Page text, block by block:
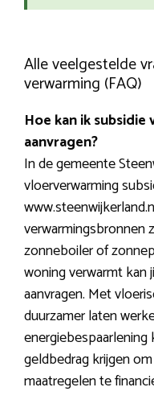
Alle veelgestelde
verwarming (FAQ)
Hoe kan ik
aanvragen?
In de gemeente
vloerverwarming
verwarmingsbronnen
zonneboiler of
woning verwarmt kan
aanvragen. Met
duurzamer laten
geldbedrag krijgen
maatregelen te